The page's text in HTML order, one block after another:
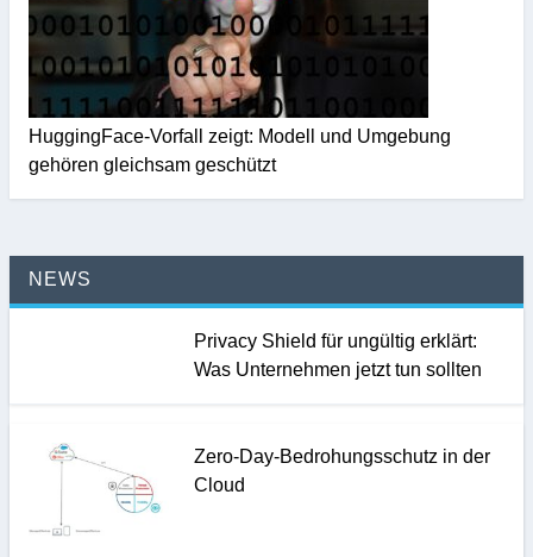
HuggingFace-Vorfall zeigt: Modell und Umgebung
gehören gleichsam geschützt
NEWS
Privacy Shield für ungültig erklärt:
Was Unternehmen jetzt tun sollten
Zero-Day-Bedrohungsschutz in der
Cloud